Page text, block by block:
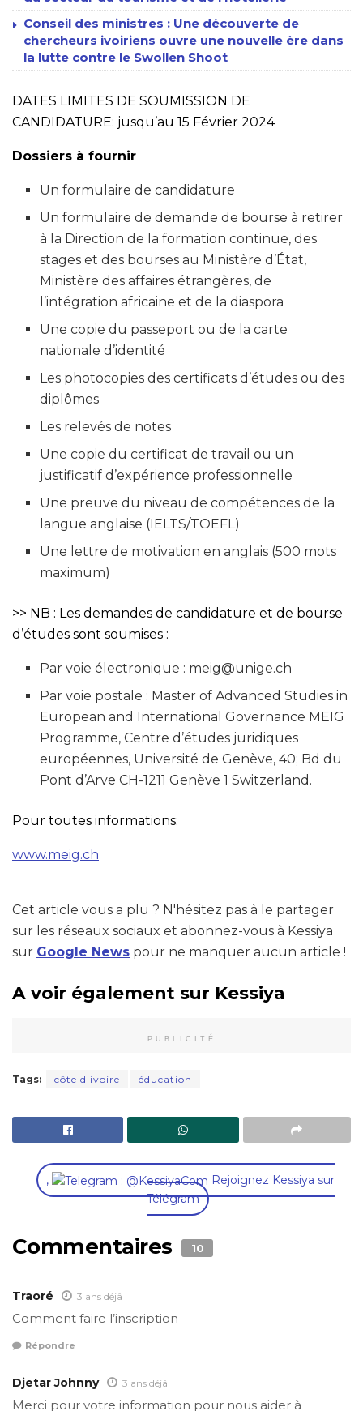
Conseil des ministres : Une découverte de
chercheurs ivoiriens ouvre une nouvelle ère dans
la lutte contre le Swollen Shoot
DATES LIMITES DE SOUMISSION DE
CANDIDATURE: jusqu’au 15 Février 2024
Dossiers à fournir
Un formulaire de candidature
Un formulaire de demande de bourse à retirer
à la Direction de la formation continue, des
stages et des bourses au Ministère d’État,
Ministère des affaires étrangères, de
l’intégration africaine et de la diaspora
Une copie du passeport ou de la carte
nationale d’identité
Les photocopies des certificats d’études ou des
diplômes
Les relevés de notes
Une copie du certificat de travail ou un
justificatif d’expérience professionnelle
Une preuve du niveau de compétences de la
langue anglaise (IELTS/TOEFL)
Une lettre de motivation en anglais (500 mots
maximum)
>> NB : Les demandes de candidature et de bourse
d’études sont soumises :
Par voie électronique : meig@unige.ch
Par voie postale : Master of Advanced Studies in
European and International Governance MEIG
Programme, Centre d’études juridiques
européennes, Université de Genève, 40; Bd du
Pont d’Arve CH-1211 Genève 1 Switzerland.
Pour toutes informations:
www.meig.ch
Cet article vous a plu ? N'hésitez pas à le partager
sur les réseaux sociaux et abonnez-vous à Kessiya
sur Google News pour ne manquer aucun article !
A voir également sur Kessiya
PUBLICITÉ
Tags: côte d'ivoire éducation
,
Rejoignez Kessiya sur
Télégram
Commentaires 10
Traoré 3 ans déjâ
Comment faire l’inscription
Répondre
Djetar Johnny 3 ans déjâ
Merci pour votre information pour nous aider à